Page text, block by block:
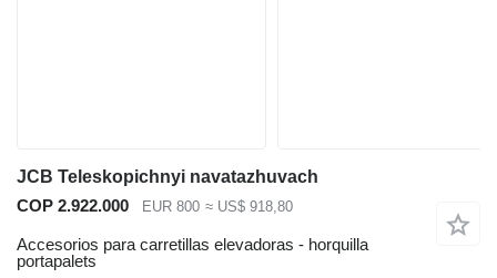
JCB Teleskopichnyi navatazhuvach
COP 2.922.000
EUR 800 ≈ US$ 918,80
Accesorios para carretillas elevadoras - horquilla
portapalets